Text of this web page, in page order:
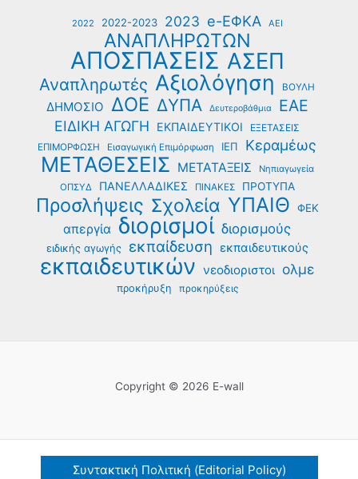
2022 2022-2023 2023 e-ΕΦΚΑ ΑΕΙ
ΑΝΑΠΛΗΡΩΤΩΝ
ΑΠΟΣΠΑΣΕΙΣ ΑΣΕΠ
Αναπληρωτές Αξιολόγηση ΒΟΥΛΗ
ΔΗΜΟΣΙΟ ΔΟΕ ΔΥΠΑ Δευτεροβάθμια ΕΑΕ
ΕΙΔΙΚΗ ΑΓΩΓΗ ΕΚΠΑΙΔΕΥΤΙΚΟΙ ΕΞΕΤΑΣΕΙΣ
ΕΠΙΜΟΡΦΩΣΗ Εισαγωγική Επιμόρφωση ΙΕΠ Κεραμέως
ΜΕΤΑΘΕΣΕΙΣ ΜΕΤΑΤΑΞΕΙΣ
Νηπιαγωγεία
ΟΠΣΥΔ
ΠΑΝΕΛΛΑΔΙΚΕΣ ΠΙΝΑΚΕΣ ΠΡΟΤΥΠΑ
Προσλήψεις Σχολεία ΥΠΑΙΘ ΦΕΚ
απεργία διορισμοί διορισμούς
ειδικής αγωγής εκπαίδευση εκπαιδευτικούς
εκπαιδευτικών νεοδιοριστοι ολμε
προκήρυξη προκηρύξεις
Copyright © 2026 E-wall
Συντακτική Πολιτική (Editorial Policy)